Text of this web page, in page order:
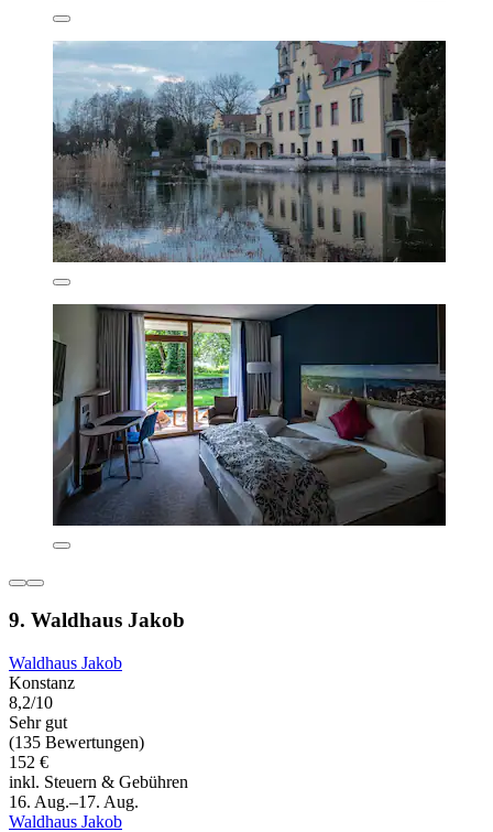
9. Waldhaus Jakob
Waldhaus Jakob
Konstanz
8,2/10
Sehr gut
(135 Bewertungen)
152 €
inkl. Steuern & Gebühren
16. Aug.–17. Aug.
Waldhaus Jakob